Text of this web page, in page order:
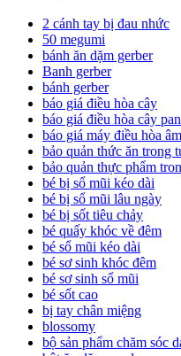
2 cánh tay bị đau nhức
50 megumi
bánh ăn dặm gerber
Banh gerber
bánh gerber
báo giá điều hòa cây
báo giá điều hòa cây
báo giá máy điều hòa
bảo quản thức ăn trong
bảo quản thực phẩm
bé bị sổ mũi kéo dài
bé bị sổ mũi lâu ngày
bé bị sốt tiêu chảy
bé quấy khóc về đêm
bé sổ mũi kéo dài
bé sơ sinh khóc đêm
bé sơ sinh sổ mũi
bé sốt cao
bị tay chân miệng
blossomy
bộ sản phẩm chăm sóc